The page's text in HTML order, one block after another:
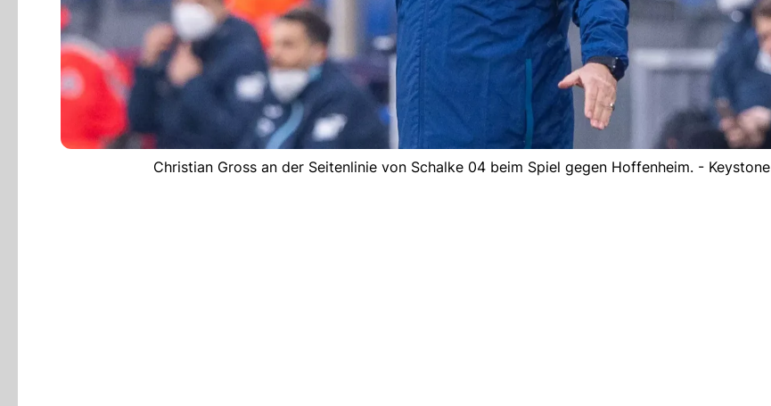
Christian Gross an der Seitenlinie von Schalke 04 beim Spiel gegen Hoffenheim. - Keystone